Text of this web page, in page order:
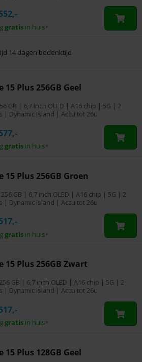
gratis in huis*
15 Plus 256GB Geel
GB | 6,7 inch OLED | A16 chip | 5G | 2
| Dynamic Island | Accu tot 26u
gratis in huis*
15 Plus 256GB Groen
256 GB | 6,7 inch OLED | A16 chip | 5G | 2
| Dynamic Island | Accu tot 26u
gratis in huis*
Altijd een simlockvrij toestel
15 Plus 256GB Zwart
GB | 6,7 inch OLED | A16 chip | 5G | 2
| Dynamic Island | Accu tot 26u
gratis in huis*
15 Plus 128GB Geel